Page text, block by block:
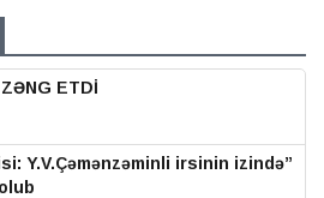
ETDİ
Y.V.Çəmənzəminli irsinin izində”